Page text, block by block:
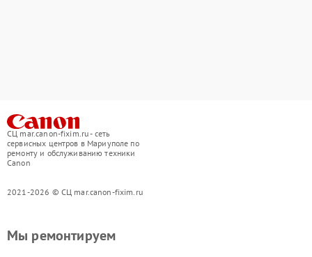
СЦ mar.canon-fixim.ru - сеть
сервисных центров в Мариуполе по
ремонту и обслуживанию техники
Canon
2021-2026 © СЦ mar.canon-fixim.ru
Мы ремонтируем